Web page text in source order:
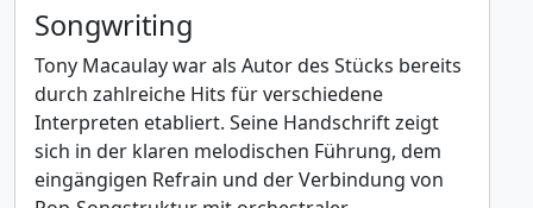
Songwriting
Tony Macaulay war als Autor des Stücks bereits
durch zahlreiche Hits für verschiedene
Interpreten etabliert. Seine Handschrift zeigt
sich in der klaren melodischen Führung, dem
eingängigen Refrain und der Verbindung von